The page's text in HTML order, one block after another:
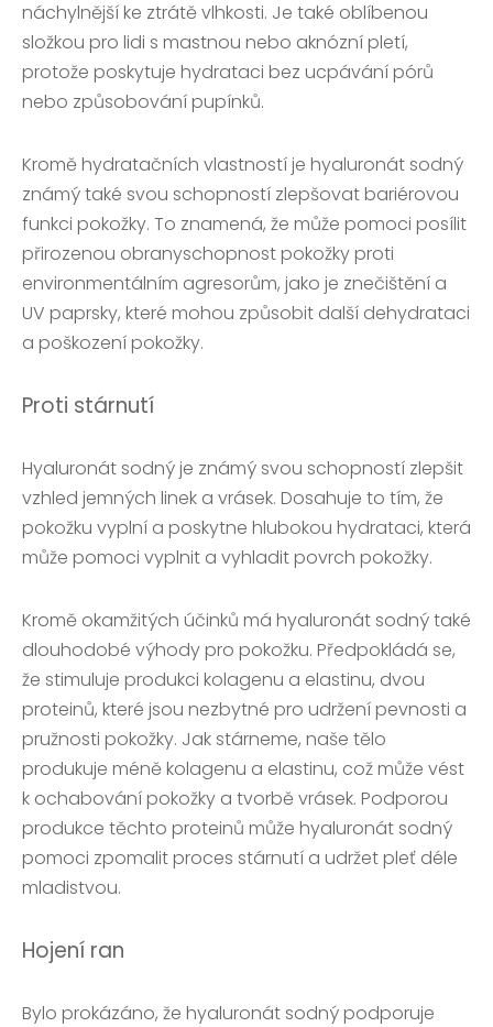
náchylnější ke ztrátě vlhkosti. Je také oblíbenou
složkou pro lidi s mastnou nebo aknózní pletí,
protože poskytuje hydrataci bez ucpávání pórů
nebo způsobování pupínků.
Kromě hydratačních vlastností je hyaluronát sodný
známý také svou schopností zlepšovat bariérovou
funkci pokožky. To znamená, že může pomoci posílit
přirozenou obranyschopnost pokožky proti
environmentálním agresorům, jako je znečištění a
UV paprsky, které mohou způsobit další dehydrataci
a poškození pokožky.
Proti stárnutí
Hyaluronát sodný je známý svou schopností zlepšit
vzhled jemných linek a vrásek. Dosahuje to tím, že
pokožku vyplní a poskytne hlubokou hydrataci, která
může pomoci vyplnit a vyhladit povrch pokožky.
Kromě okamžitých účinků má hyaluronát sodný také
dlouhodobé výhody pro pokožku. Předpokládá se,
že stimuluje produkci kolagenu a elastinu, dvou
proteinů, které jsou nezbytné pro udržení pevnosti a
pružnosti pokožky. Jak stárneme, naše tělo
produkuje méně kolagenu a elastinu, což může vést
k ochabování pokožky a tvorbě vrásek. Podporou
produkce těchto proteinů může hyaluronát sodný
pomoci zpomalit proces stárnutí a udržet pleť déle
mladistvou.
Hojení ran
Bylo prokázáno, že hyaluronát sodný podporuje